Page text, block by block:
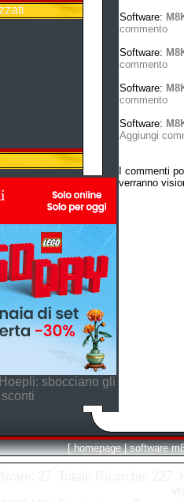
sbocciano gli
sconti
Software:
commento
Software:
commento
Software:
commento
Software:
Aggiungi
I commenti
verranno
[ homepage | software